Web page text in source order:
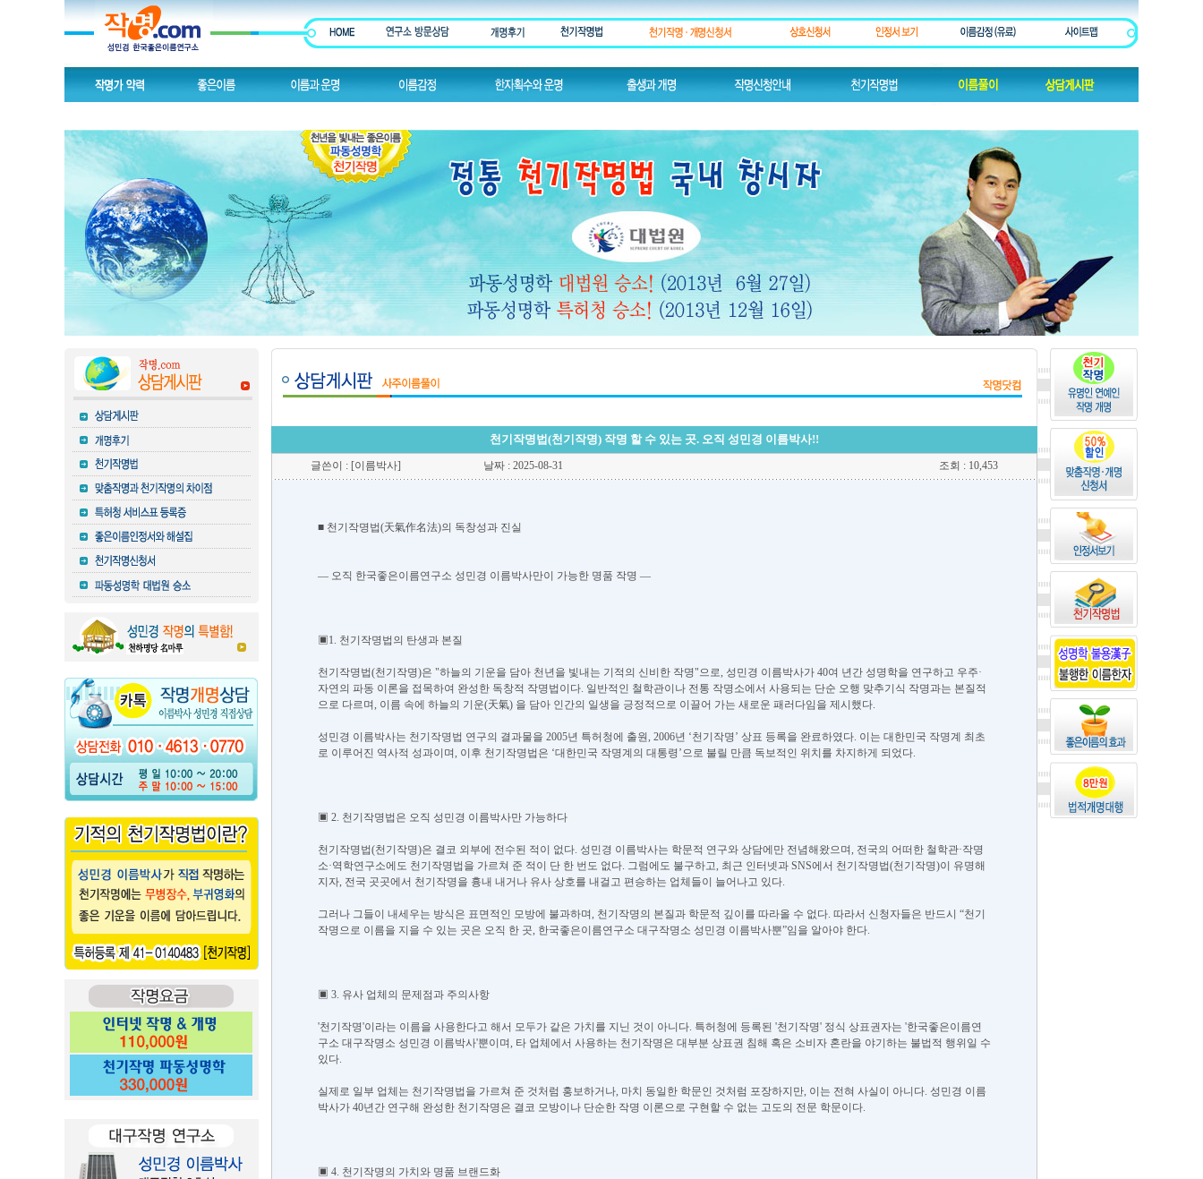
천기작명법(천기작명) 작명 할 수 있는 곳. 오직 성민경 이름박사!!
글쓴이 : [이름박사] 날짜 : 2025-08-31 조회 : 10,453
■ 천기작명법(天氣作名法)의 독창성과 진실
― 오직 한국좋은이름연구소 성민경 이름박사만이 가능한 명품 작명 ―
▣1. 천기작명법의 탄생과 본질
​천기작명법(천기작명)은 "하늘의 기운을 담아 천년을 빛내는 기적의 신비한 작명"으로, 성민경 이름박사가 40여 년간 성명학을 연구하고 우주·
자연의 파동 이론을 접목하여 완성한 독창적 작명법이다. 일반적인 철학관이나 전통 작명소에서 사용되는 단순 오행 맞추기식 작명과는 본질적
으로 다르며, 이름 속에 하늘의 기운(天氣) 을 담아 인간의 일생을 긍정적으로 이끌어 가는 새로운 패러다임을 제시했다.
​성민경 이름박사는 천기작명법 연구의 결과물을 2005년 특허청에 출원, 2006년 ‘천기작명’ 상표 등록을 완료하였다. 이는 대한민국 작명계 최초
로 이루어진 역사적 성과이며, 이후 천기작명법은 ‘대한민국 작명계의 대통령’으로 불릴 만큼 독보적인 위치를 차지하게 되었다.
▣ 2. 천기작명법은 오직 성민경 이름박사만 가능하다
​천기작명법(천기작명)은 결코 외부에 전수된 적이 없다. 성민경 이름박사는 학문적 연구와 상담에만 전념해왔으며, 전국의 어떠한 철학관·작명
소·역학연구소에도 천기작명법을 가르쳐 준 적이 단 한 번도 없다. 그럼에도 불구하고, 최근 인터넷과 SNS에서 천기작명법(천기작명)이 유명해
지자, 전국 곳곳에서 천기작명을 흉내 내거나 유사 상호를 내걸고 편승하는 업체들이 늘어나고 있다.
​그러나 그들이 내세우는 방식은 표면적인 모방에 불과하며, 천기작명의 본질과 학문적 깊이를 따라올 수 없다. 따라서 신청자들은 반드시 “천기
작명으로 이름을 지을 수 있는 곳은 오직 한 곳, 한국좋은이름연구소 대구작명소 성민경 이름박사뿐”임을 알아야 한다.
▣ 3. 유사 업체의 문제점과 주의사항
​'천기작명'이라는 이름을 사용한다고 해서 모두가 같은 가치를 지닌 것이 아니다. 특허청에 등록된 '천기작명' 정식 상표권자는 '한국좋은이름연
구소 대구작명소 성민경 이름박사'뿐이며, 타 업체에서 사용하는 천기작명은 대부분 상표권 침해 혹은 소비자 혼란을 야기하는 불법적 행위일 수
있다.
​실제로 일부 업체는 천기작명법을 가르쳐 준 것처럼 홍보하거나, 마치 동일한 학문인 것처럼 포장하지만, 이는 전혀 사실이 아니다. 성민경 이름
박사가 40년간 연구해 완성한 천기작명은 결코 모방이나 단순한 작명 이론으로 구현할 수 없는 고도의 전문 학문이다.
▣ 4. 천기작명의 가치와 명품 브랜드화